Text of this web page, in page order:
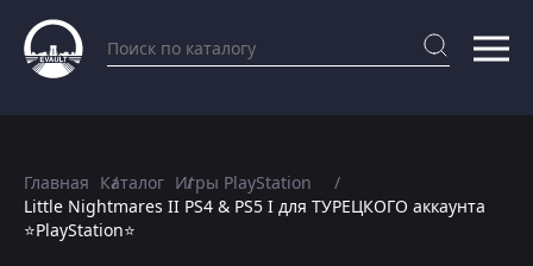
Главная Каталог Игры PlayStation
Little Nightmares II PS4 & PS5 I для ТУРЕЦКОГО аккаунта
⭐PlayStation⭐